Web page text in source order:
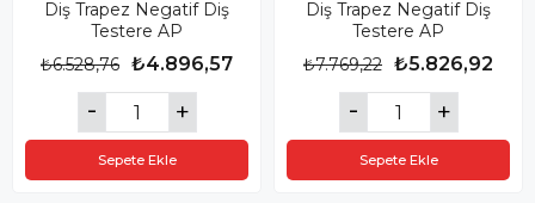
Diş Trapez Negatif Diş
Testere AP
₺4.896,57
₺6.528,76
Sepete Ekle
Diş Trapez Negatif Diş
Testere AP
₺5.826,92
₺7.769,22
Sepete Ekle